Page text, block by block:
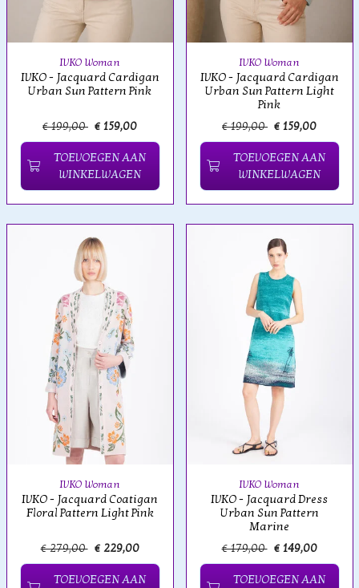
IVKO Woman
IVKO - Jacquard Cardigan
Urban Sun Pattern Pink
€ 199,00 € 159,00
TOEVOEGEN AAN
WINKELWAGEN
IVKO Woman
IVKO - Jacquard Cardigan
Urban Sun Pattern Light
Pink
€ 199,00 € 159,00
TOEVOEGEN AAN
WINKELWAGEN
IVKO Woman
IVKO - Jacquard Coatigan
Floral Pattern Light Pink
€ 279,00 € 229,00
TOEVOEGEN AAN
IVKO Woman
IVKO - Jacquard Dress
Urban Sun Pattern
Marine
€ 179,00 € 149,00
TOEVOEGEN AAN